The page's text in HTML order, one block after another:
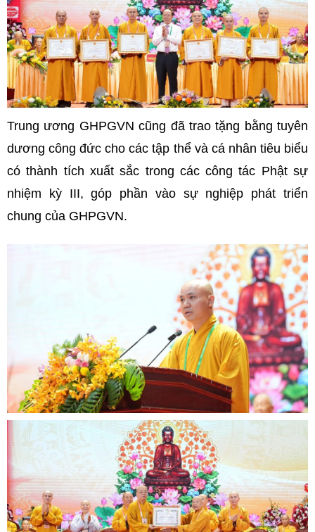
Trung ương GHPGVN cũng đã trao tặng bằng tuyên
dương công đức cho các tập thể và cá nhân tiêu biểu
có thành tích xuất sắc trong các công tác Phật sự
nhiệm kỳ III, góp phần vào sự nghiệp phát triển
chung của GHPGVN.